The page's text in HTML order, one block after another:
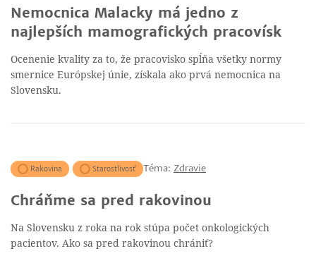
Nemocnica Malacky má jedno z
najlepších mamografických pracovísk
Ocenenie kvality za to, že pracovisko spĺňa všetky normy
smernice Európskej únie, získala ako prvá nemocnica na
Slovensku.
Rakovina Starostlivosť Téma: Zdravie
Chráňme sa pred rakovinou
Na Slovensku z roka na rok stúpa počet onkologických
pacientov. Ako sa pred rakovinou chrániť?